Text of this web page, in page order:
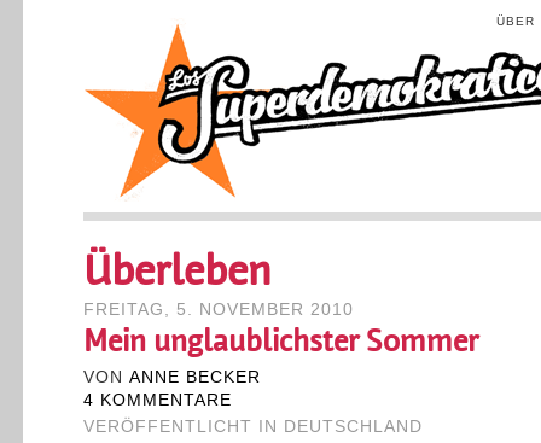
ÜBER
Überleben
FREITAG, 5. NOVEMBER 2010
Mein unglaublichster Sommer
VON ANNE BECKER
4 KOMMENTARE
VERÖFFENTLICHT IN
DEUTSCHLAND